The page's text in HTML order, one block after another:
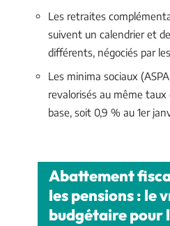
Les retraites
suivent un calendrier et
différents, négociés par
Les minima sociaux
revalorisés au même taux
base, soit 0,9 % au 1er
Abattement
les pensions : le
budgétaire pour